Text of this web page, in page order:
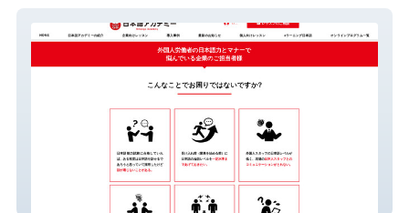
日本語アカデミー